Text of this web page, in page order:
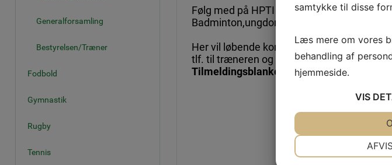
Generalforsamling
Bestyrelsen/Træner
Fodbold
Gymnastik
Rugby
Tennis
Følg med på HPTI hjemmeside:
Badminton,ungdom
Her vil løbende komme opdateringer på
tlf. til træneren og den øvrige bestyrelse.
Tilmeldingsblanket printes og afleveres til
samtykke til disse
Læs mere om vores
behandling af
hjemmeside.
VIS